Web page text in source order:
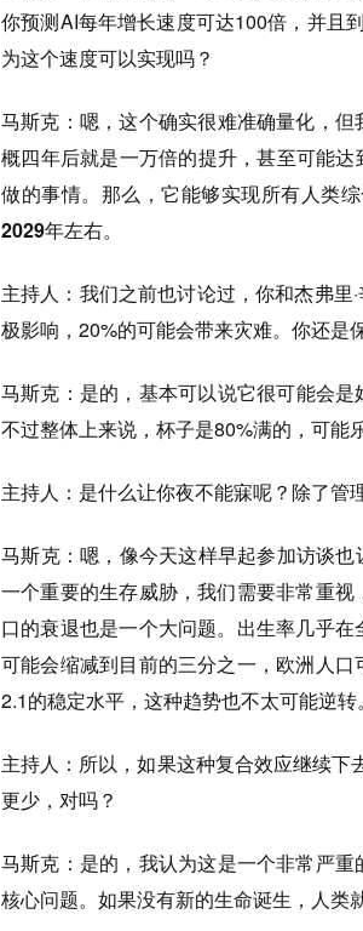
你预测AI每年增长速度可达100倍，并且
为这个速度可以实现吗？
马斯克： 嗯，这个确实很难准确量化， 但
概四年后就是一万倍的提升，甚至可能达
做的事情。 那么，它能够实现所有人类
2029年左右。
主持人： 我们之前也讨论过，你和杰弗里
极影响，20%的可能会带来灾难。你还是
马斯克： 是的，基本可以说它很可能会是
不过整体上来说，杯子是80%满的，可能
主持人： 是什么让你夜不能寐呢？除了管
马斯克： 嗯，像今天这样早起参加访谈
一个重要的生存威胁，我们需要非常重
口的衰退也是一个大问题。出生率几乎
可能会缩减到目前的三分之一，欧洲人
2.1的稳定水平，这种趋势也不太可能逆转。
主持人： 所以，如果这种复合效应继续下
更少，对吗？
马斯克： 是的，我认为这是一个非常严
核心问题。如果没有新的生命诞生，人类